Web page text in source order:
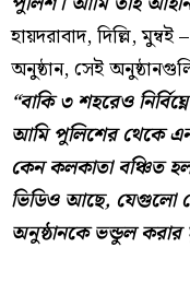
হায়দরাবাদ, দিল্লি,
অনুষ্ঠান, সেই
“বাকি ৩ শহরেও
আমি পুলিশের থেকে
কেন কলকাতা বঞ্চিত
ভিডিও আছে, যেগুলো
অনুষ্ঠানকে ভন্ডুল করার